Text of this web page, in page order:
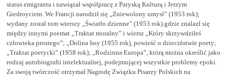
status emigranta i nawiązał współpracę z Paryską Kulturą i Jerzym
Giedroyciem. We Francji narodził się „Zniewolony umysł” (1953 rok);
wydany został tom wierszy „Światło dzienne” (1953 rok) gdzie znalazł się
między innymi poemat „Traktat moralny” i wiersz „Który skrzywdziłeś
człowieka prostego”; „Dolina Issy (1955 rok), powieść o dzieciństwie poety;
„Traktat poetycki” (1958 rok); „Rodzinna Europa”, którą można określić jako
rodzaj autobiografii intelektualnej, podejmującej wszystkie problemy epoki.
Za swoją twórczość otrzymał Nagrodę Związku Pisarzy Polskich na